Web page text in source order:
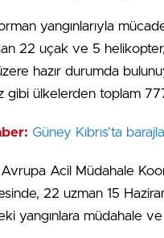
yangınlarıyla
22 uçak ve 5
hazır durumda
gibi ülkelerden toplam
Güney Kıbrıs’ta
Avrupa Acil Müdahale
22 uzman 15
yangınlara müdahale